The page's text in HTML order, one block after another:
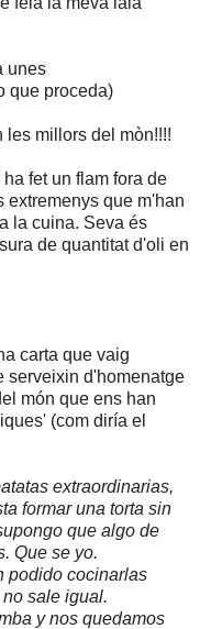
unes
que proceda)
les millors del mòn!!!!
ha fet un flam fora de
extremenys que m'han
la cuina. Seva és
de quantitat d'oli en
carta que vaig
serveixin d'homenatge
món que ens han
(com diría el
extraordinarias,
formar una torta sin
que algo de
Que se yo.
podido cocinarlas
sale igual.
y nos quedamos